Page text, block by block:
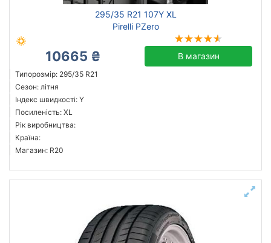
295/35 R21 107Y XL
Pirelli PZero
10665 ₴ В магазин
Типорозмір: 295/35 R21
Сезон: літня
Індекс швидкості: Y
Посиленість: XL
Рік виробництва:
Країна:
Магазин: R20